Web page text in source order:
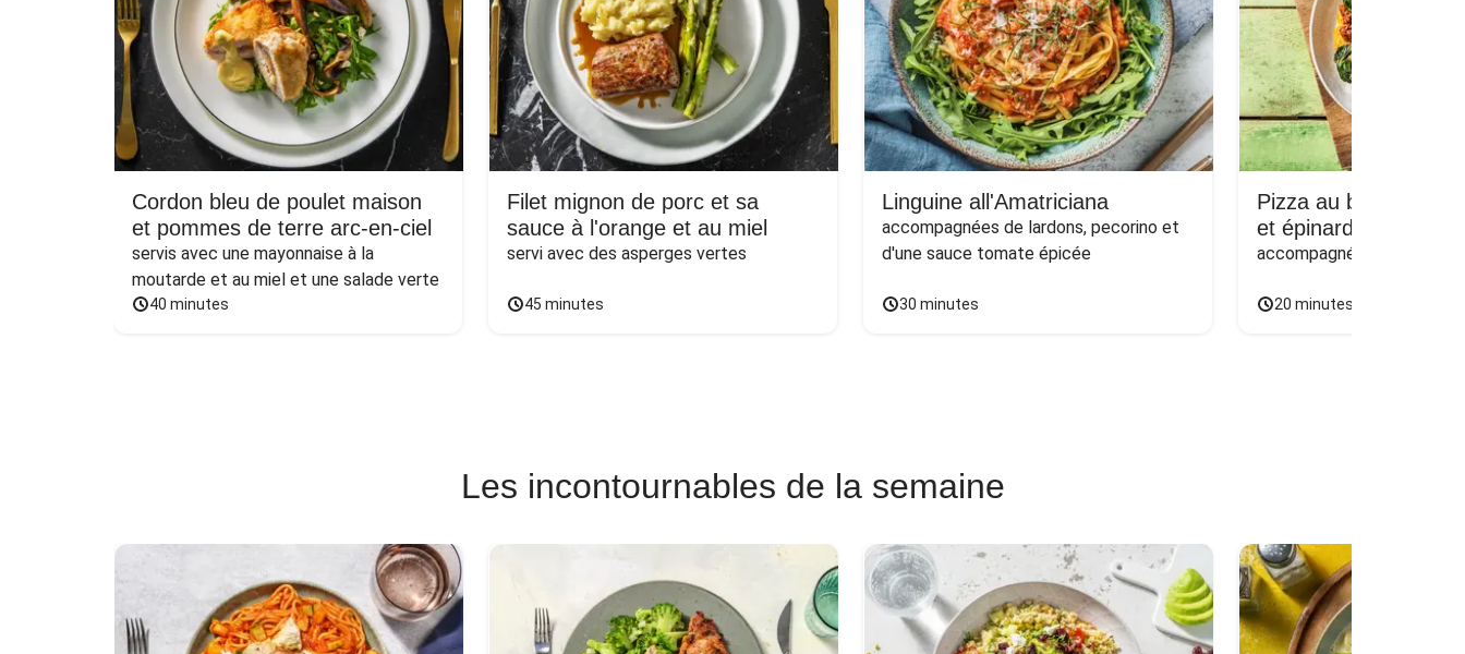
Cordon bleu de poulet maison
et pommes de terre arc-en-ciel
servis avec une mayonnaise à la
moutarde et au miel et une salade verte
40 minutes
Filet mignon de porc et sa
sauce à l'orange et au miel
servi avec des asperges vertes
45 minutes
Linguine all'Amatriciana
accompagnées de lardons, pecorino et
d'une sauce tomate épicée
30 minutes
Pizza au bœuf
et épinards sur naan
accompagnée d'une salade
20 minutes
Les incontournables de la semaine